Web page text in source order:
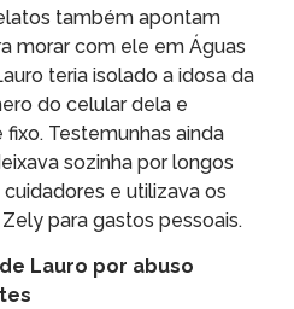
também apontam
morar com ele em Águas
teria isolado a idosa da
do celular dela e
Testemunhas ainda
sozinha por longos
e utilizava os
para gastos pessoais.
Lauro por abuso